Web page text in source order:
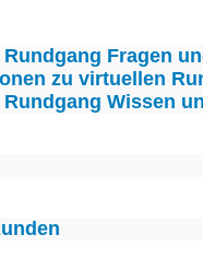
Rundgang Fragen
zu virtuellen
Rundgang Wissen